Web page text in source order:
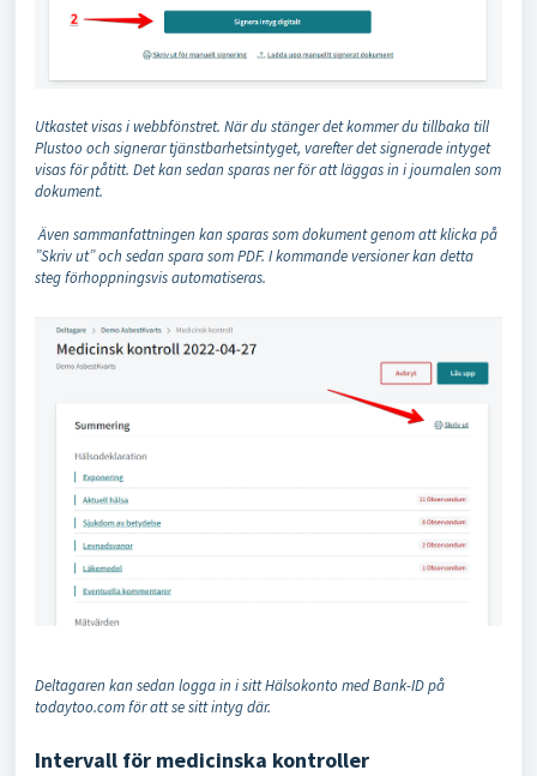
Utkastet visas i webbfönstret. När du stänger det kommer du tillbaka till
Plustoo och signerar tjänstbarhetsintyget, varefter det signerade intyget
visas för påtitt. Det kan sedan sparas ner för att läggas in i journalen som
dokument.
Även sammanfattningen kan sparas som dokument genom att klicka på
”Skriv ut” och sedan spara som PDF. I kommande versioner kan detta
steg förhoppningsvis automatiseras.
Deltagaren kan sedan logga in i sitt Hälsokonto med Bank-ID på
todaytoo.com för att se sitt intyg där.
Intervall för medicinska kontroller